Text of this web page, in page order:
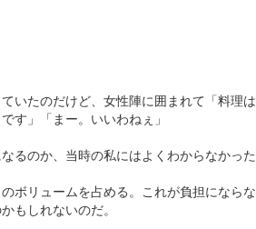
いたのだけど、女性陣に囲まれて「料理
す」「まー。いいわねぇ」
るのか、当時の私にはよくわからなかった
ボリュームを占める。これが負担になら
もしれないのだ。